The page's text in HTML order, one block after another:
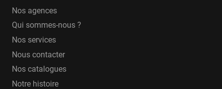
Nos agences
Qui sommes-nous ?
Nos services
Nous contacter
Nos catalogues
Notre histoire